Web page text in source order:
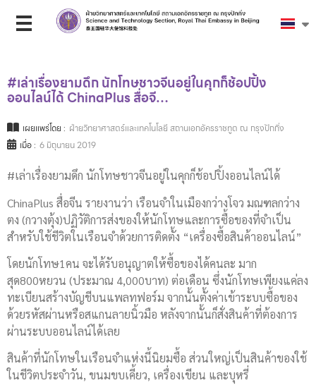
#เล่าเรื่องยามดึก​ นักโทษ​ชาวจีนอยู่ในคุกก็ช้อปปิ้ง
ออนไลน์​ได้ ChinaPlus สื่อจี…
เผยแพร่โดย : ฝ่ายวิทยาศาสตร์และเทคโนโลยี สถานเอกอัครราชทูต ณ กรุงปักกิ่ง
เมื่อ : 6 มิถุนายน 2019
#เล่าเรื่องยามดึก​ นักโทษ​ชาวจีนอยู่ในคุกก็ช้อปปิ้งออนไลน์​ได้
ChinaPlus สื่อจีน รายงานว่า เรือนจำในเมืองกว่างโจว​ มณฑล​กว่าง
ตง (กวางตุ้ง)​ปฏิวัติ​การส่งของให้นักโทษ​และการซื้อของที่จำเป็น
สำหรับใช้ชีวิต​ในเรือนจำด้วยการติดตั้ง “เครื่องซื้อสินค้าออนไลน์”
โดยนักโทษ​1คน จะได้รับอนุญาต​ให้ซื้อของได้คนละ มาก
สุด800หยวน (ประมาณ​ 4,000บาท) ต่อเดือน ซึ่งนักโทษเพียงแค่ลง
ทะเบียนสร้างบัญชีบนแพลทฟอร์ม​ จากนั้นตั้งค่าเข้าระบบซื้อของ
ด้วยรหัสผ่านหรือสแกนลายนิ้วมือ หลังจาก​นั้นก็สั่งสินค้าที่ต้องการ
ผ่านระบบออนไลน์​ได้เลย
สินค้าที่นักโทษ​ในเรือนจำแห่งนี้นิยมซื้อ ส่วนใหญ่​เป็นสินค้าของใช้
ในชีวิต​ประจำวัน, ขนมขบเคี้ยว, เครื่องเขียน และบุหรี่